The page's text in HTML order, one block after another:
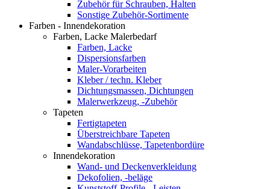
Zubehör für Schrauben, Halten
Sonstige Zubehör-Sortimente
Farben - Innendekoration
Farben, Lacke Malerbedarf
Farben, Lacke
Dispersionsfarben
Maler-Vorarbeiten
Kleber / techn. Kleber
Dichtungsmassen, Dichtungen
Malerwerkzeug, -Zubehör
Tapeten
Fertigtapeten
Überstreichbare Tapeten
Wandabschlüsse, Tapetenbordüre
Innendekoration
Wand- und Deckenverkleidung
Dekofolien, -beläge